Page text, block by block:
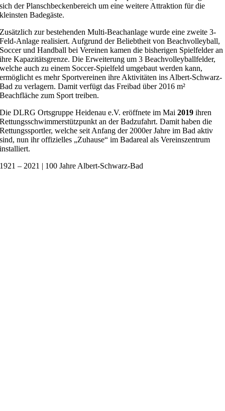
sich der Planschbeckenbereich um eine weitere Attraktion für die
kleinsten Badegäste.
Zusätzlich zur bestehenden Multi-Beachanlage wurde eine zweite 3-
Feld-Anlage realisiert. Aufgrund der Beliebtheit von Beachvolleyball,
Soccer und Handball bei Vereinen kamen die bisherigen Spielfelder an
ihre Kapazitätsgrenze. Die Erweiterung um 3 Beachvolleyballfelder,
welche auch zu einem Soccer-Spielfeld umgebaut werden kann,
ermöglicht es mehr Sportvereinen ihre Aktivitäten ins Albert-Schwarz-
Bad zu verlagern. Damit verfügt das Freibad über 2016 m²
Beachfläche zum Sport treiben.
Die DLRG Ortsgruppe Heidenau e.V. eröffnete im Mai2019 ihren
Rettungsschwimmerstützpunkt an der Badzufahrt. Damit haben die
Rettungssportler, welche seit Anfang der 2000er Jahre im Bad aktiv
sind, nun ihr offizielles „Zuhause“ im Badareal als Vereinszentrum
installiert.
1921 – 2021 | 100 Jahre Albert-Schwarz-Bad